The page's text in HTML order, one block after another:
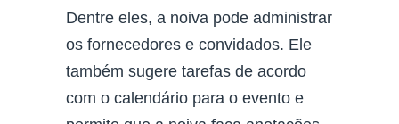
Dentre eles, a noiva pode administrar
os fornecedores e convidados. Ele
também sugere tarefas de acordo
com o calendário para o evento e